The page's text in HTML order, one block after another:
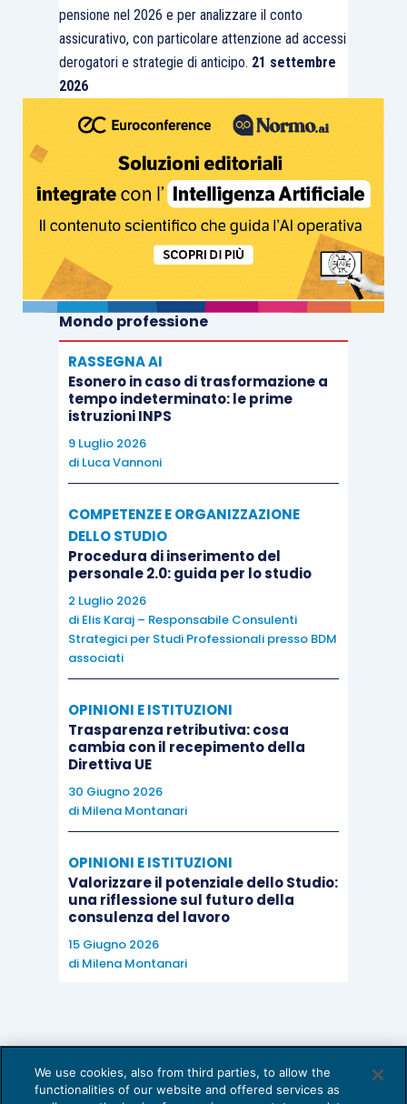
pensione nel 2026 e per analizzare il conto
assicurativo, con particolare attenzione ad accessi
derogatori e strategie di anticipo. 21 settembre
2026
Mondo professione
RASSEGNA AI
Esonero in caso di trasformazione a
tempo indeterminato: le prime
istruzioni INPS
9 Luglio 2026
di Luca Vannoni
COMPETENZE E ORGANIZZAZIONE
DELLO STUDIO
Procedura di inserimento del
personale 2.0: guida per lo studio
2 Luglio 2026
di Elis Karaj – Responsabile Consulenti
Strategici per Studi Professionali presso BDM
associati
OPINIONI E ISTITUZIONI
Trasparenza retributiva: cosa
cambia con il recepimento della
Direttiva UE
30 Giugno 2026
di Milena Montanari
OPINIONI E ISTITUZIONI
Valorizzare il potenziale dello Studio:
una riflessione sul futuro della
consulenza del lavoro
15 Giugno 2026
di Milena Montanari
We use cookies, also from third parties, to allow the
functionalities of our website and offered services as